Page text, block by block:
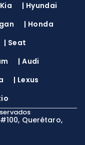
Kia | Hyundai
| Honda
| Seat
|Audi
| Lexus
Querétaro,